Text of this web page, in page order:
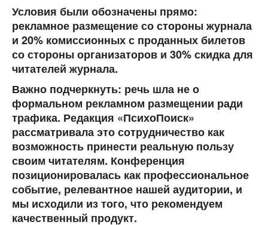
Условия были обозначены прямо:
рекламное размещение со стороны журнала
и 20% комиссионных с проданных билетов
со стороны организаторов и 30% скидка для
читателей журнала.
Важно подчеркнуть: речь шла не о
формальном рекламном размещении ради
трафика. Редакция «ПсихоПоиск»
рассматривала это сотрудничество как
возможность принести реальную пользу
своим читателям. Конференция
позиционировалась как профессиональное
событие, релевантное нашей аудитории, и
мы исходили из того, что рекомендуем
качественный продукт.